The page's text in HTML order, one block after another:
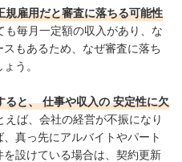
雇用だと審査に落ちる可能性
も毎月一定額の収入があり、な
もあるため、なぜ審査に落ち
う。
ると、 仕事や収入の 安定性に欠
えば、会社の経営が不振になり
真っ先にアルバイトやパート
設けている場合は、契約更新